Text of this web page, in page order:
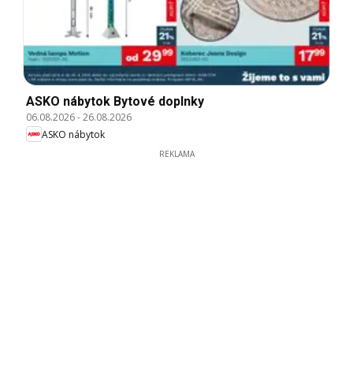
ASKO nábytok Bytové doplnky
06.08.2026-26.08.2026
ASKO nábytok
REKLAMA